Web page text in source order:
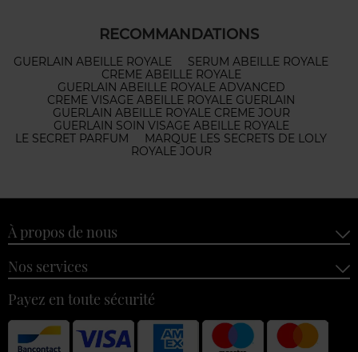
RECOMMANDATIONS
GUERLAIN ABEILLE ROYALE
SERUM ABEILLE ROYALE
CREME ABEILLE ROYALE
GUERLAIN ABEILLE ROYALE ADVANCED
CREME VISAGE ABEILLE ROYALE GUERLAIN
GUERLAIN ABEILLE ROYALE CREME JOUR
GUERLAIN SOIN VISAGE ABEILLE ROYALE
LE SECRET PARFUM
MARQUE LES SECRETS DE LOLY
ROYALE JOUR
À propos de nous
Nos services
Payez en toute sécurité